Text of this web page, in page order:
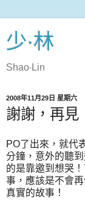
少‧林
Shao‧Lin
2008年11月29日 星期六
謝謝，再見
PO了出來，就代
分鐘，意外的聽
的是靠邀到想哭
事，應該是不會
真實的故事！